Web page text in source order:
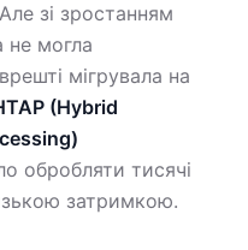
зі зростанням
не могла
мігрувала на
(Hybrid
обробляти тисячі
затримкою.